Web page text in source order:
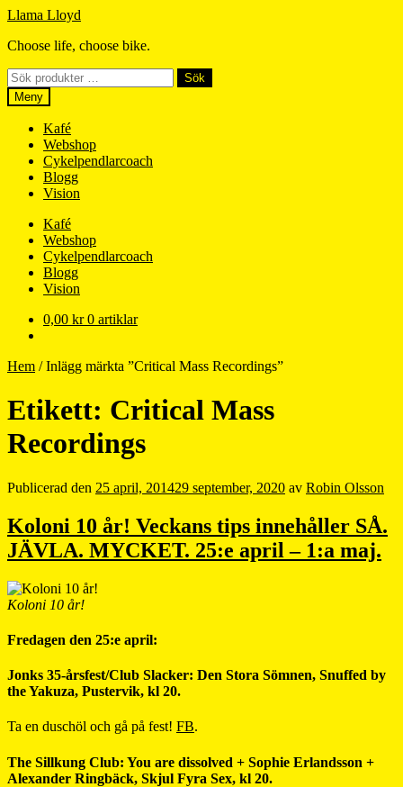
Hoppa
navigering
Hoppa
innehåll
Llama Lloyd
Choose life, choose bike.
Sök
efter:
Sök
Meny
Kafé
Webshop
Cykelpendlarcoach
Blogg
Vision
Kafé
Webshop
Cykelpendlarcoach
Blogg
Vision
0,00 kr 0 artiklar
Hem /Inlägg märkta ”Critical Mass Recordings”
Etikett: Critical Mass
Recordings
Publicerad den 25 april, 201429 september, 2020 av Robin Olsson
Koloni 10 år! Veckans tips innehåller SÅ.
JÄVLA. MYCKET. 25:e april – 1:a maj.
Koloni 10 år!
Fredagen den 25:e april:
Jonks 35-årsfest/Club Slacker: Den Stora Sömnen, Snuffed by
the Yakuza, Pustervik, kl 20.
Ta en duschöl och gå på fest! FB.
The Sillkung Club: You are dissolved + Sophie Erlandsson +
Alexander Ringbäck, Skjul Fyra Sex, kl 20.